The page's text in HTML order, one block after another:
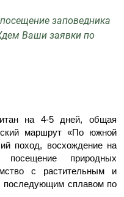
заповедника
Ваши заявки по
на 4-5 дней, общая
маршрут «По южной
поход, восхождение на
природных
с растительным и
последующим сплавом по